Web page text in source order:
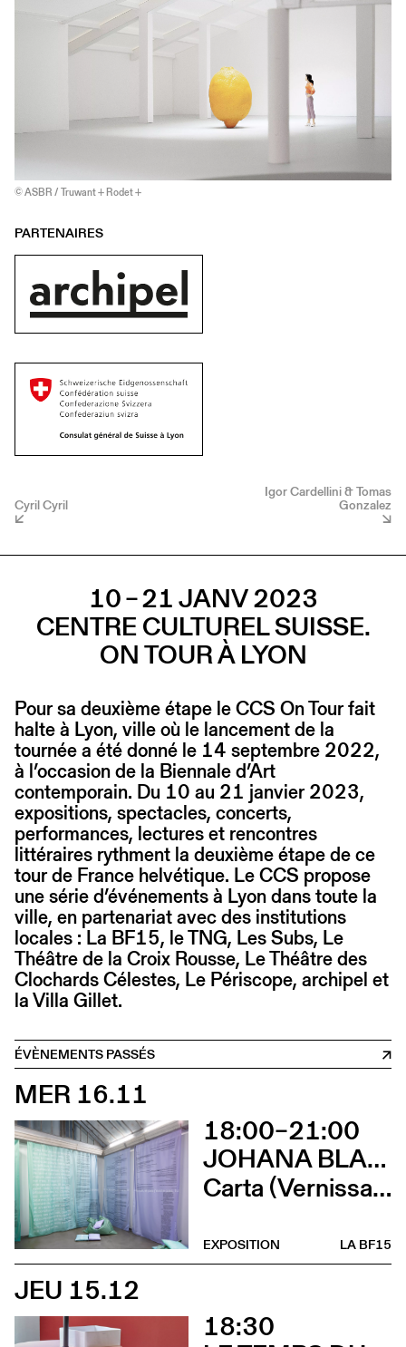
© ASBR / Truwant + Rodet +
PARTENAIRES
Cyril Cyril
Igor Cardellini & Tomas
Gonzalez
10 – 21 JANV 2023
CENTRE CULTUREL SUISSE.
ON TOUR À LYON
Pour sa deuxième étape le CCS On Tour fait
halte à Lyon, ville où le lancement de la
tournée a été donné le 14 septembre 2022,
à l’occasion de la Biennale d’Art
contemporain. Du 10 au 21 janvier 2023,
expositions, spectacles, concerts,
performances, lectures et rencontres
littéraires rythment la deuxième étape de ce
tour de France helvétique. Le CCS propose
une série d’événements à Lyon dans toute la
ville, en partenariat avec des institutions
locales : La BF15, le TNG, Les Subs, Le
Théâtre de la Croix Rousse, Le Théâtre des
Clochards Célestes, Le Périscope, archipel et
la Villa Gillet.
ÉVÈNEMENTS PASSÉS
MER 16.11
18:00–21:00
JOHANA BLANC ET SIMONE HOLLIGER
Carta (Vernissage)
LA BF15
EXPOSITION
JEU 15.12
18:30